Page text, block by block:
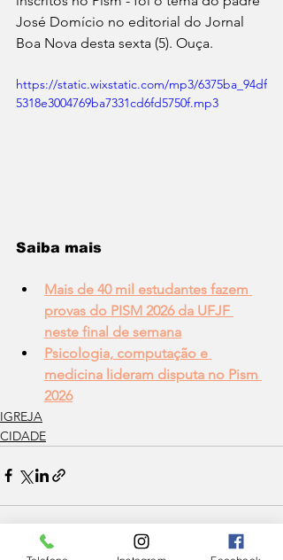
José Domício no editorial do Jornal
Boa Nova desta sexta (5). Ouça.
https://static.wixstatic.com/mp3/6375ba_94df
5318e3004769ba7331cd6fd5750f.mp3
Saiba mais
Mais de 40 mil estudantes fazem
provas do PISM 2026 da UFJF
neste final de semana
Psicologia, computação e
medicina lideram disputa no Pism
2026
IGREJA
CIDADE